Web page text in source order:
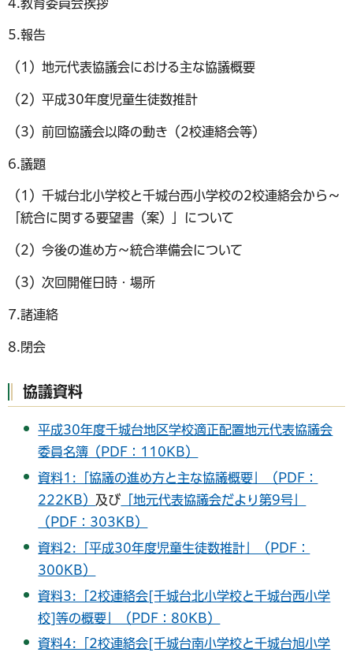
4.教育委員会挨拶
5.報告
（1）地元代表協議会における主な協議概要
（2）平成30年度児童生徒数推計
（3）前回協議会以降の動き（2校連絡会等）
6.議題
（1）千城台北小学校と千城台西小学校の2校連絡会から～
「統合に関する要望書（案）」について
（2）今後の進め方～統合準備会について
（3）次回開催日時・場所
7.諸連絡
8.閉会
協議資料
平成30年度千城台地区学校適正配置地元代表協議会
委員名簿（PDF：110KB）
資料1:「協議の進め方と主な協議概要」（PDF：
222KB）
及び 「地元代表協議会だより第9号」
（PDF：303KB）
資料2:「平成30年度児童生徒数推計」（PDF：
300KB）
資料3:「2校連絡会[千城台北小学校と千城台西小学
校]等の概要」（PDF：80KB）
資料4:「2校連絡会[千城台南小学校と千城台旭小学